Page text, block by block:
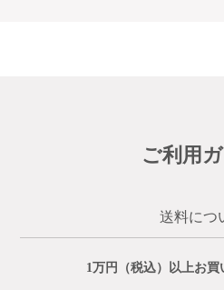
ご利用
送料につ
1万円（税込）以上お